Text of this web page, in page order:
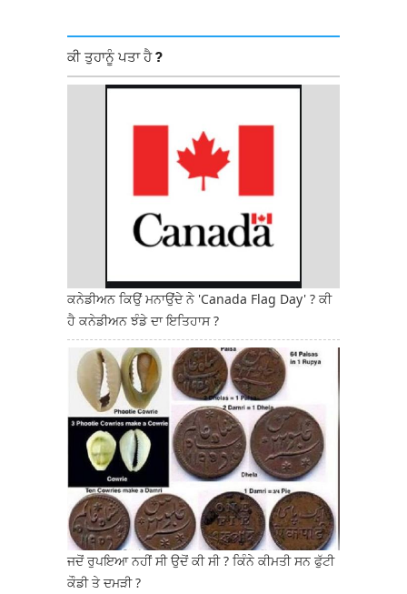
ਕੀ ਤੁਹਾਨੂੰ ਪਤਾ ਹੈ ?
ਕਨੇਡੀਅਨ ਕਿਉਂ ਮਨਾਉਂਦੇ ਨੇ 'Canada Flag Day' ? ਕੀ
ਹੈ ਕਨੇਡੀਅਨ ਝੰਡੇ ਦਾ ਇਤਿਹਾਸ ?
ਜਦੋਂ ਰੁਪਇਆ ਨਹੀਂ ਸੀ ਉਦੋਂ ਕੀ ਸੀ ? ਕਿੰਨੇ ਕੀਮਤੀ ਸਨ ਫੁੱਟੀ
ਕੌਡੀ ਤੇ ਦਮੜੀ ?